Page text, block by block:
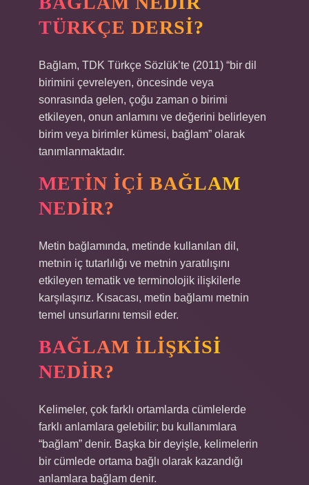
TÜRKÇE DERSI?
Bağlam, TDK Türkçe Sözlük’te (2011) “bir dil
birimini çevreleyen, öncesinde veya
sonrasında gelen, çoğu zaman o birimi
etkileyen, onun anlamını ve değerini belirleyen
birim veya birimler kümesi, bağlam” olarak
tanımlanmaktadır.
METIN IÇI BAĞLAM
NEDIR?
Metin bağlamında, metinde kullanılan dil,
metnin iç tutarlılığı ve metnin yaratılışını
etkileyen tematik ve terminolojik ilişkilerle
karşılaşırız. Kısacası, metin bağlamı metnin
temel unsurlarını temsil eder.
BAĞLAM ILIŞKISI
NEDIR?
Kelimeler, çok farklı ortamlarda cümlelerde
farklı anlamlara gelebilir; bu kullanımlara
“bağlam” denir. Başka bir deyişle, kelimelerin
bir cümlede ortama bağlı olarak kazandığı
anlamlara bağlam denir.